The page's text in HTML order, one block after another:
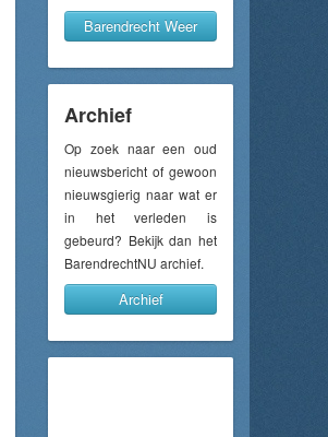
Barendrecht Weer
Archief
Op zoek naar een oud
nieuwsbericht of gewoon
nieuwsgierig naar wat er
in het verleden is
gebeurd? Bekijk dan het
BarendrechtNU archief.
Archief